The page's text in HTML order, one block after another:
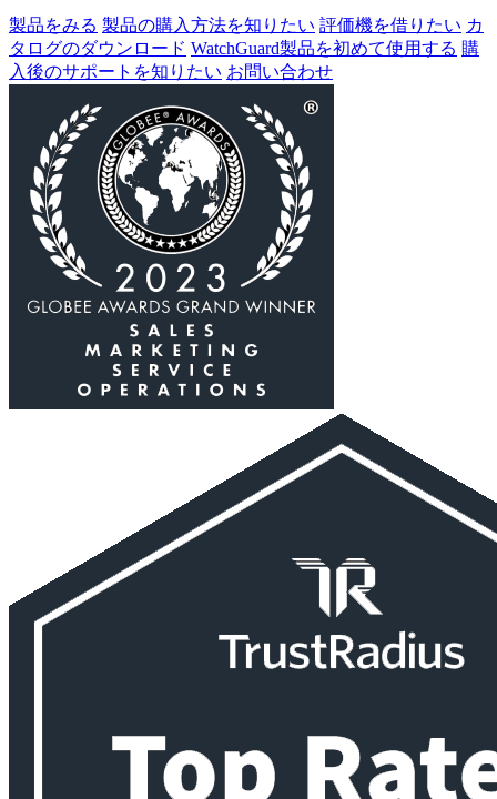
製品をみる 製品の購入方法を知りたい 評価機を借りたい カ
タログのダウンロード WatchGuard製品を初めて使用する 購
入後のサポートを知りたい お問い合わせ